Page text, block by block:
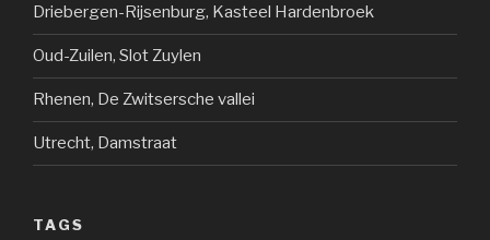
Driebergen-Rijsenburg, Kasteel Hardenbroek
Oud-Zuilen, Slot Zuylen
Rhenen, De Zwitsersche vallei
Utrecht, Damstraat
TAGS